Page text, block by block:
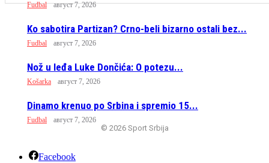
Fudbal август 7, 2026
Ko sabotira Partizan? Crno-beli bizarno ostali bez...
Fudbal август 7, 2026
Nož u leđa Luke Dončića: O potezu...
Košarka август 7, 2026
Dinamo krenuo po Srbina i spremio 15...
Fudbal август 7, 2026
© 2026 Sport Srbija
Facebook